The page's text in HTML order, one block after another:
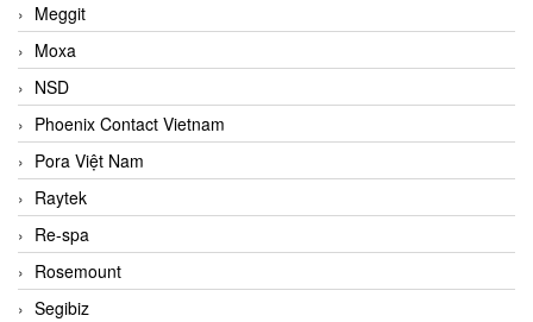
Meggit
Moxa
NSD
Phoenix Contact Vietnam
Pora Việt Nam
Raytek
Re-spa
Rosemount
Segibiz